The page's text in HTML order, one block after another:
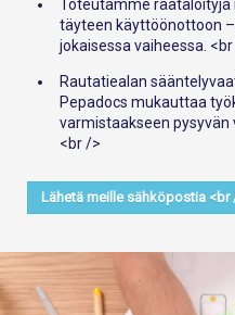
Toteutamme
täyteen käyttöönottoon
jokaisessa vaiheessa.
Rautatiealan
Pepadocs mukauttaa
varmistaakseen
<br />
Lähetä meille sähköpostia <br